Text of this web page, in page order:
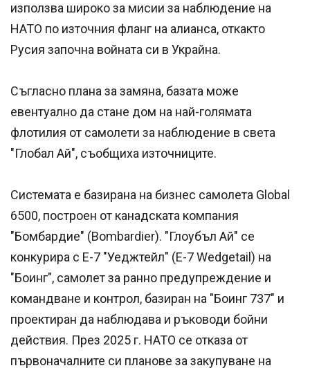
използва широко за мисии за наблюдение на
НАТО по източния фланг на алианса, откакто
Русия започна войната си в Украйна.
Съгласно плана за замяна, базата може
евентуално да стане дом на най-голямата
флотилия от самолети за наблюдение в света
"Глобал Ай", съобщиха източниците.
Системата е базирана на бизнес самолета Global
6500, построен от канадската компания
"Бомбардие" (Bombardier). "Глоубъл Ай" се
конкурира с E-7 "Уеджтейл" (E-7 Wedgetail) на
"Боинг", самолет за ранно предупреждение и
командване и контрол, базиран на "Боинг 737" и
проектиран да наблюдава и ръководи бойни
действия. През 2025 г. НАТО се отказа от
първоначалните си планове за закупуване на